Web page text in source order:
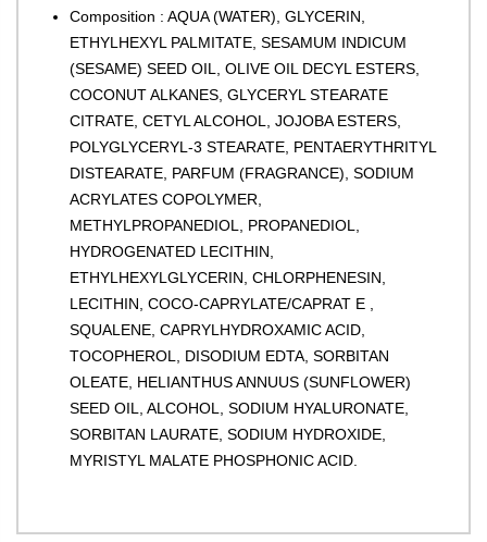
Composition : AQUA (WATER), GLYCERIN,
ETHYLHEXYL PALMITATE, SESAMUM INDICUM
(SESAME) SEED OIL, OLIVE OIL DECYL ESTERS,
COCONUT ALKANES, GLYCERYL STEARATE
CITRATE, CETYL ALCOHOL, JOJOBA ESTERS,
POLYGLYCERYL-3 STEARATE, PENTAERYTHRITYL
DISTEARATE, PARFUM (FRAGRANCE), SODIUM
ACRYLATES COPOLYMER,
METHYLPROPANEDIOL, PROPANEDIOL,
HYDROGENATED LECITHIN,
ETHYLHEXYLGLYCERIN, CHLORPHENESIN,
LECITHIN, COCO-CAPRYLATE/CAPRAT E ,
SQUALENE, CAPRYLHYDROXAMIC ACID,
TOCOPHEROL, DISODIUM EDTA, SORBITAN
OLEATE, HELIANTHUS ANNUUS (SUNFLOWER)
SEED OIL, ALCOHOL, SODIUM HYALURONATE,
SORBITAN LAURATE, SODIUM HYDROXIDE,
MYRISTYL MALATE PHOSPHONIC ACID.